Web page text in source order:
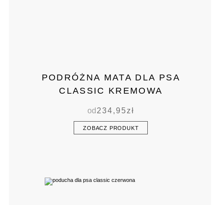
PODRÓŻNA MATA DLA PSA
CLASSIC KREMOWA
od234,95zł
ZOBACZ PRODUKT